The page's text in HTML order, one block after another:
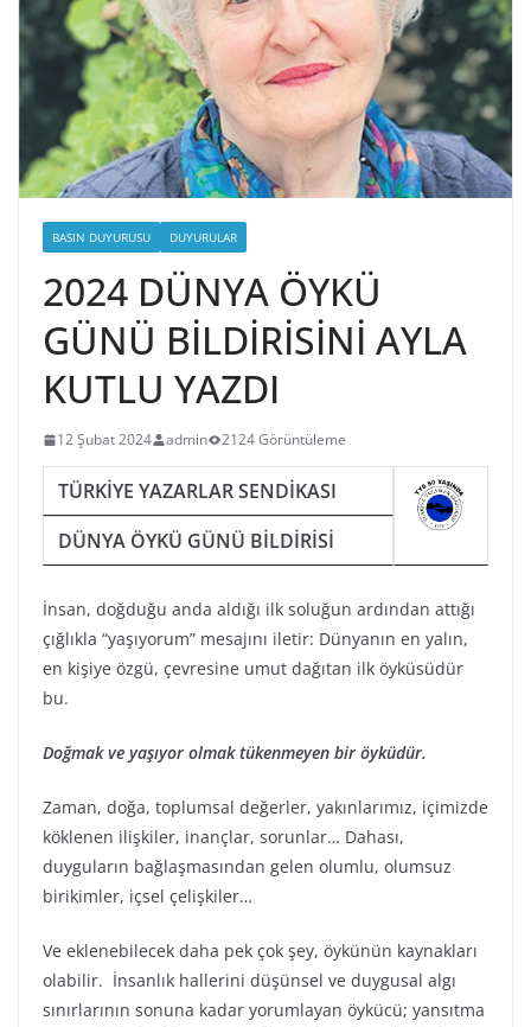
BASIN DUYURUSU DUYURULAR
2024 DÜNYA ÖYKÜ
GÜNÜ BİLDİRİSİNİ AYLA
KUTLU YAZDI
12 Şubat 2024 admin 2124 Görüntüleme
TÜRKİYE YAZARLAR SENDİKASI
DÜNYA ÖYKÜ GÜNÜ BİLDİRİSİ
İnsan, doğduğu anda aldığı ilk soluğun ardından attığı
çığlıkla “yaşıyorum” mesajını iletir: Dünyanın en yalın,
en kişiye özgü, çevresine umut dağıtan ilk öyküsüdür
bu.
Doğmak ve yaşıyor olmak tükenmeyen bir öyküdür.
Zaman, doğa, toplumsal değerler, yakınlarımız, içimizde
köklenen ilişkiler, inançlar, sorunlar… Dahası,
duyguların bağlaşmasından gelen olumlu, olumsuz
birikimler, içsel çelişkiler…
Ve eklenebilecek daha pek çok şey, öykünün kaynakları
olabilir. İnsanlık hallerini düşünsel ve duygusal algı
sınırlarının sonuna kadar yorumlayan öykücü; yansıtma